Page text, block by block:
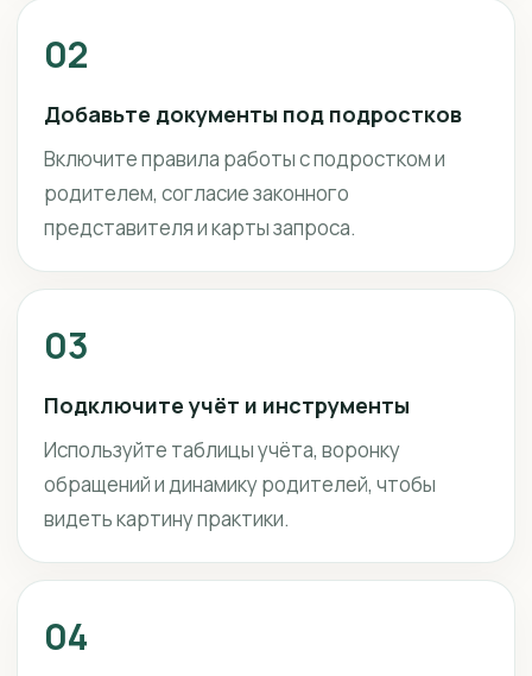
02
Добавьте документы под подростков
Включите правила работы с подростком и
родителем, согласие законного
представителя и карты запроса.
03
Подключите учёт и инструменты
Используйте таблицы учёта, воронку
обращений и динамику родителей, чтобы
видеть картину практики.
04